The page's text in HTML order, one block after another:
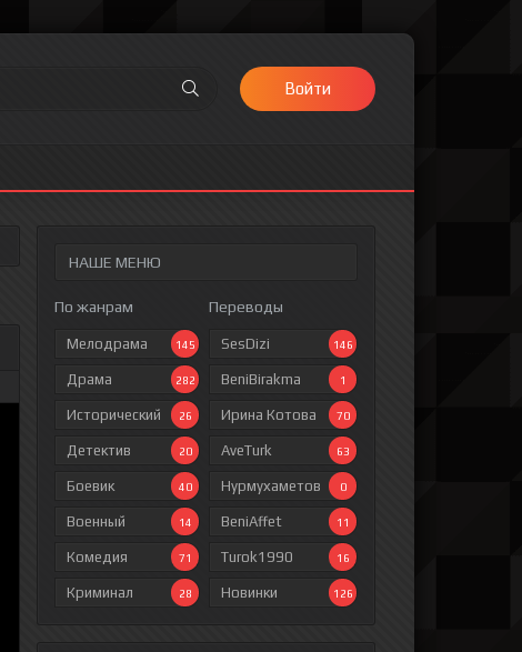
Войти
НАШЕ МЕНЮ
По жанрам
Мелодрама 145
Драма 282
Исторический 26
Детектив 20
Боевик 40
Военный 14
Комедия 71
Криминал 28
Переводы
SesDizi 146
BeniBirakma 1
Ирина Котова 70
AveTurk 63
Нурмухаметов 0
BeniAffet 11
Turok1990 16
Новинки 126